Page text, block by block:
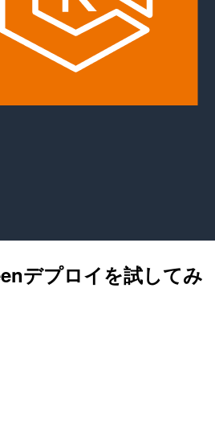
デプロイを試してみ